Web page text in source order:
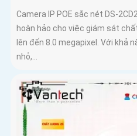
Camera IP POE sắc nét DS-
hoàn hảo cho việc giám sát
lên đến 8.0 megapixel. Với khả
nhỏ,...